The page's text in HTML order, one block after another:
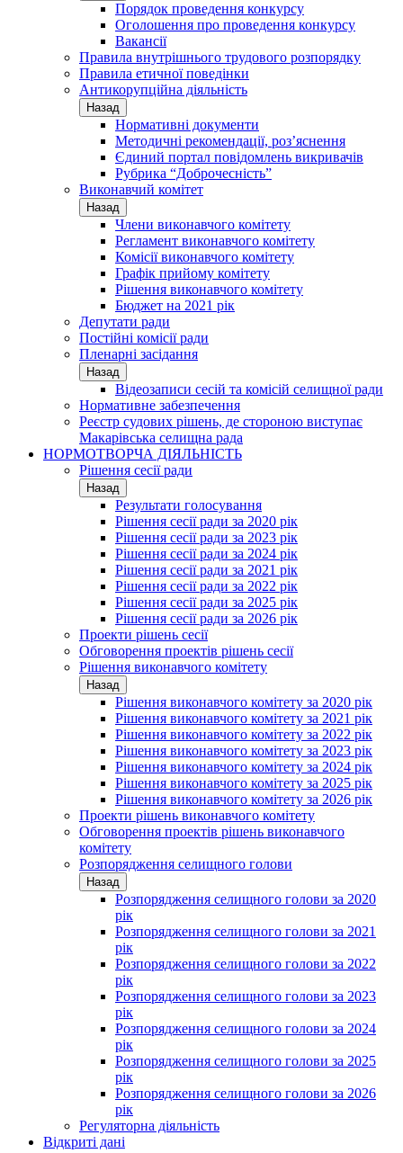
Порядок проведення конкурсу
Оголошення про проведення конкурсу
Вакансії
Правила внутрішнього трудового розпорядку
Правила етичної поведінки
Антикорупційна діяльність
Назад
Нормативні документи
Методичні рекомендації, роз’яснення
Єдиний портал повідомлень викривачів
Рубрика “Доброчесність”
Виконавчий комітет
Назад
Члени виконавчого комітету
Регламент виконавчого комітету
Комісії виконавчого комітету
Графік прийому комітету
Рішення виконавчого комітету
Бюджет на 2021 рік
Депутати ради
Постійні комісії ради
Пленарні засідання
Назад
Відеозаписи сесій та комісій селищної ради
Нормативне забезпечення
Реєстр судових рішень, де стороною виступає
Макарівська селищна рада
НОРМОТВОРЧА ДІЯЛЬНІСТЬ
Рішення сесії ради
Назад
Результати голосування
Рішення сесії ради за 2020 рік
Рішення сесії ради за 2023 рік
Рішення сесії ради за 2024 рік
Рішення сесії ради за 2021 рік
Рішення сесії ради за 2022 рік
Рішення сесії ради за 2025 рік
Рішення сесії ради за 2026 рік
Проекти рішень сесії
Обговорення проектів рішень сесії
Рішення виконавчого комітету
Назад
Рішення виконавчого комітету за 2020 рік
Рішення виконавчого комітету за 2021 рік
Рішення виконавчого комітету за 2022 рік
Рішення виконавчого комітету за 2023 рік
Рішення виконавчого комітету за 2024 рік
Рішення виконавчого комітету за 2025 рік
Рішення виконавчого комітету за 2026 рік
Проекти рішень виконавчого комітету
Обговорення проектів рішень виконавчого
комітету
Розпорядження селищного голови
Назад
Розпорядження селищного голови за 2020
рік
Розпорядження селищного голови за 2021
рік
Розпорядження селищного голови за 2022
рік
Розпорядження селищного голови за 2023
рік
Розпорядження селищного голови за 2024
рік
Розпорядження селищного голови за 2025
рік
Розпорядження селищного голови за 2026
рік
Регуляторна діяльність
Відкриті дані